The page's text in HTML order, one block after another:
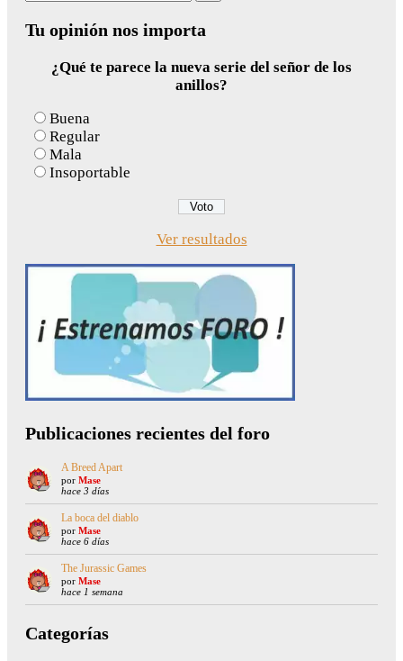
Tu opinión nos importa
¿Qué te parece la nueva serie del señor de los
anillos?
Buena
Regular
Mala
Insoportable
Ver resultados
Publicaciones recientes del foro
A Breed Apart
por Mase
hace 3 días
La boca del diablo
por Mase
hace 6 días
The Jurassic Games
por Mase
hace 1 semana
Categorías